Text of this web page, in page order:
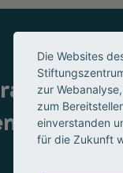
Die Websites
zur
zum
einverstanden
für die Zukunft